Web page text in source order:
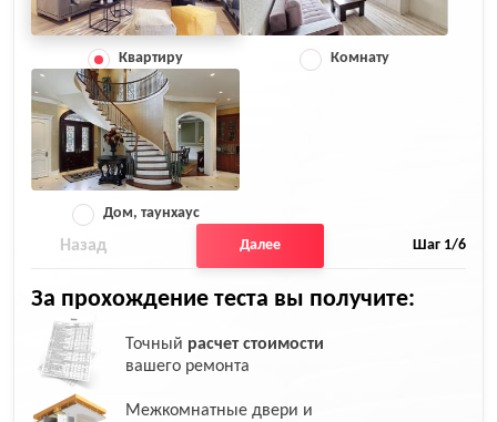
Квартиру Комнату
Дом, таунхаус
Назад Далее Шаг 1/6
За прохождение теста вы получите:
Точный расчет стоимости
вашего ремонта
Межкомнатные двери и